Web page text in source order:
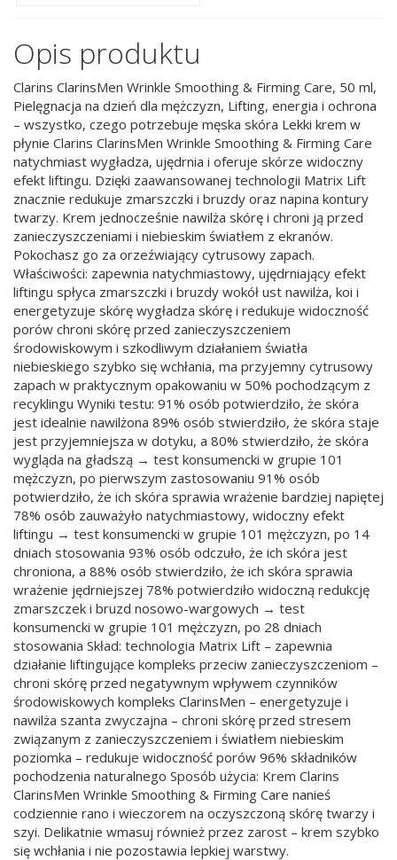
Opis produktu
Clarins ClarinsMen Wrinkle Smoothing & Firming Care, 50 ml,
Pielęgnacja na dzień dla mężczyzn, Lifting, energia i ochrona
– wszystko, czego potrzebuje męska skóra Lekki krem w
płynie Clarins ClarinsMen Wrinkle Smoothing & Firming Care
natychmiast wygładza, ujędrnia i oferuje skórze widoczny
efekt liftingu. Dzięki zaawansowanej technologii Matrix Lift
znacznie redukuje zmarszczki i bruzdy oraz napina kontury
twarzy. Krem jednocześnie nawilża skórę i chroni ją przed
zanieczyszczeniami i niebieskim światłem z ekranów.
Pokochasz go za orzeźwiający cytrusowy zapach.
Właściwości: zapewnia natychmiastowy, ujędrniający efekt
liftingu spłyca zmarszczki i bruzdy wokół ust nawilża, koi i
energetyzuje skórę wygładza skórę i redukuje widoczność
porów chroni skórę przed zanieczyszczeniem
środowiskowym i szkodliwym działaniem światła
niebieskiego szybko się wchłania, ma przyjemny cytrusowy
zapach w praktycznym opakowaniu w 50% pochodzącym z
recyklingu Wyniki testu: 91% osób potwierdziło, że skóra
jest idealnie nawilżona 89% osób stwierdziło, że skóra staje
jest przyjemniejsza w dotyku, a 80% stwierdziło, że skóra
wygląda na gładszą → test konsumencki w grupie 101
mężczyzn, po pierwszym zastosowaniu 91% osób
potwierdziło, że ich skóra sprawia wrażenie bardziej napiętej
78% osób zauważyło natychmiastowy, widoczny efekt
liftingu → test konsumencki w grupie 101 mężczyzn, po 14
dniach stosowania 93% osób odczuło, że ich skóra jest
chroniona, a 88% osób stwierdziło, że ich skóra sprawia
wrażenie jędrniejszej 78% potwierdziło widoczną redukcję
zmarszczek i bruzd nosowo-wargowych → test
konsumencki w grupie 101 mężczyzn, po 28 dniach
stosowania Skład: technologia Matrix Lift – zapewnia
działanie liftingujące kompleks przeciw zanieczyszczeniom –
chroni skórę przed negatywnym wpływem czynników
środowiskowych kompleks ClarinsMen – energetyzuje i
nawilża szanta zwyczajna – chroni skórę przed stresem
związanym z zanieczyszczeniem i światłem niebieskim
poziomka – redukuje widoczność porów 96% składników
pochodzenia naturalnego Sposób użycia: Krem Clarins
ClarinsMen Wrinkle Smoothing & Firming Care nanieś
codziennie rano i wieczorem na oczyszczoną skórę twarzy i
szyi. Delikatnie wmasuj również przez zarost – krem szybko
się wchłania i nie pozostawia lepkiej warstwy.